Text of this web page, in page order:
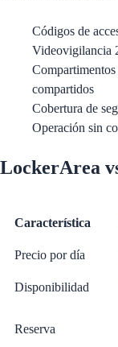
Códigos de
Videovigilancia
compartidos
Cobertura de
Operación sin
LockerArea
Característica
Precio por día
Disponibilidad
Reserva